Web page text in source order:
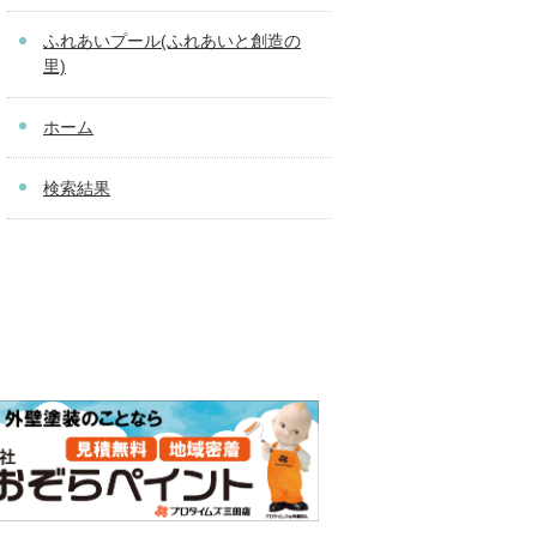
ふれあいプール(ふれあいと創造の
里)
ホーム
検索結果